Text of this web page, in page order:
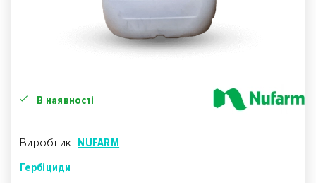
В наявності
Виробник: NUFARM
Гербіциди